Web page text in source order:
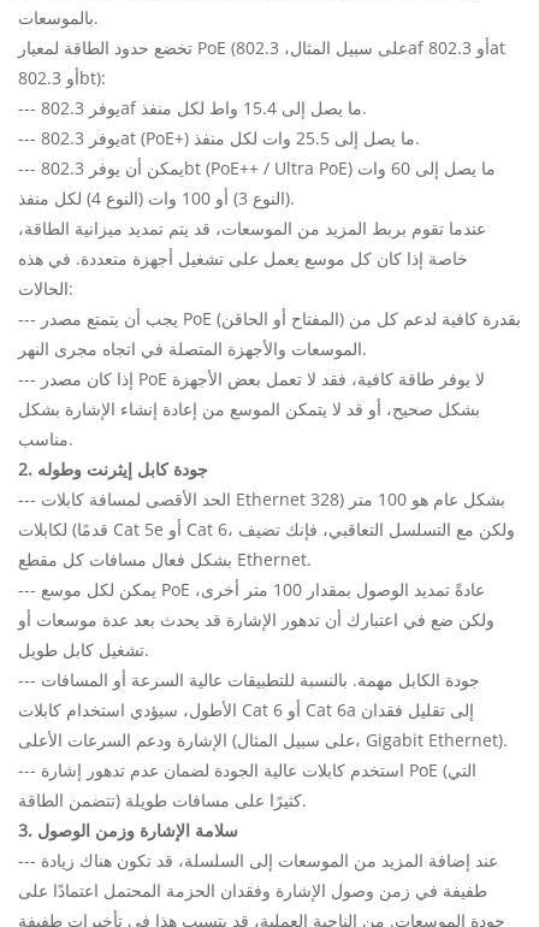
بالموسعات.
تخضع حدود الطاقة لمعيار PoE (على سبيل المثال، 802.3af أو 802.3at
أو 802.3bt):
--- يوفر 802.3af ما يصل إلى 15.4 واط لكل منفذ.
--- يوفر 802.3at (PoE+) ما يصل إلى 25.5 وات لكل منفذ.
--- يمكن أن يوفر 802.3bt (PoE++ / Ultra PoE) ما يصل إلى 60 وات
(النوع 3) أو 100 وات (النوع 4) لكل منفذ.
عندما تقوم بربط المزيد من الموسعات، قد يتم تمديد ميزانية الطاقة،
خاصة إذا كان كل موسع يعمل على تشغيل أجهزة متعددة. في هذه
الحالات:
--- يجب أن يتمتع مصدر PoE (المفتاح أو الحاقن) بقدرة كافية لدعم كل من
الموسعات والأجهزة المتصلة في اتجاه مجرى النهر.
--- إذا كان مصدر PoE لا يوفر طاقة كافية، فقد لا تعمل بعض الأجهزة
بشكل صحيح، أو قد لا يتمكن الموسع من إعادة إنشاء الإشارة بشكل
مناسب.
2. جودة كابل إيثرنت وطوله
--- الحد الأقصى لمسافة كابلات Ethernet بشكل عام هو 100 متر (328
قدمًا) لكابلات Cat 5e أو Cat 6، ولكن مع التسلسل التعاقبي، فإنك تضيف
بشكل فعال مسافات كل مقطع Ethernet.
--- يمكن لكل موسع PoE عادةً تمديد الوصول بمقدار 100 متر أخرى،
ولكن ضع في اعتبارك أن تدهور الإشارة قد يحدث بعد عدة موسعات أو
تشغيل كابل طويل.
--- جودة الكابل مهمة. بالنسبة للتطبيقات عالية السرعة أو المسافات
الأطول، سيؤدي استخدام كابلات Cat 6 أو Cat 6a إلى تقليل فقدان
الإشارة ودعم السرعات الأعلى (على سبيل المثال، Gigabit Ethernet).
--- استخدم كابلات عالية الجودة لضمان عدم تدهور إشارة PoE (التي
تتضمن الطاقة) كثيرًا على مسافات طويلة.
3. سلامة الإشارة وزمن الوصول
--- عند إضافة المزيد من الموسعات إلى السلسلة، قد تكون هناك زيادة
طفيفة في زمن وصول الإشارة وفقدان الحزمة المحتمل اعتمادًا على
جودة الموسعات. من الناحية العملية، قد يتسبب هذا في تأخيرات طفيفة